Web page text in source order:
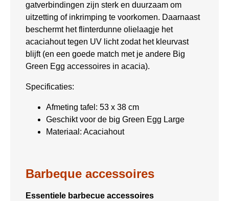
gatverbindingen zijn sterk en duurzaam om
uitzetting of inkrimping te voorkomen. Daarnaast
beschermt het flinterdunne olielaagje het
acaciahout tegen UV licht zodat het kleurvast
blijft (en een goede match met je andere Big
Green Egg accessoires in acacia).
Specificaties:
Afmeting tafel: 53 x 38 cm
Geschikt voor de big Green Egg Large
Materiaal: Acaciahout
Barbeque accessoires
Essentiele barbecue accessoires